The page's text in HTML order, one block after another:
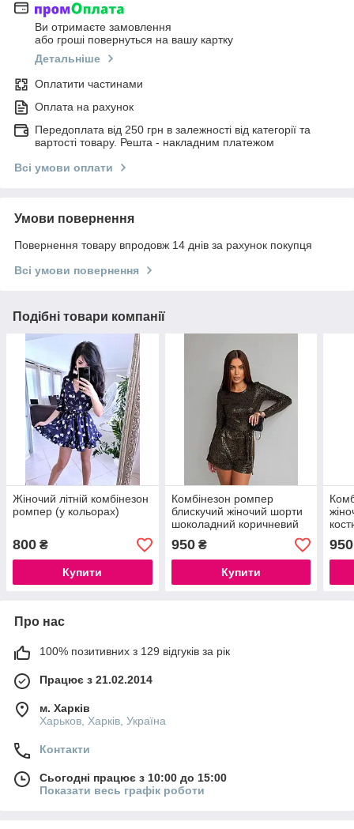
Ви отримаєте замовлення
або гроші повернуться на вашу картку
Детальніше
Оплатити частинами
Оплата на рахунок
Передоплата від 250 грн в залежності від категорії та
вартості товару. Решта - накладним платежом
Всі умови оплати
Умови повернення
Повернення товару впродовж 14 днів за рахунок покупця
Всі умови повернення
Подібні товари компанії
Жіночий літній комбінезон
ромпер (у кольорах)
800 ₴
Купити
Комбінезон ромпер
блискучий жіночий шорти
шоколадний коричневий
золотий
950₴
Купити
950
Про нас
100% позитивних з 129 відгуків за рік
Працює з 21.02.2014
м. Харків
Харьков, Харків, Україна
Контакти
Сьогодні працює з 10:00 до 15:00
Показати весь графік роботи